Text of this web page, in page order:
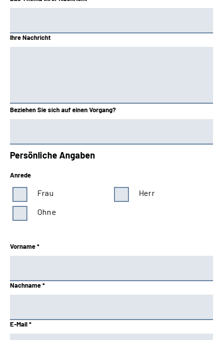
Ihre Nachricht
Beziehen Sie sich auf einen Vorgang?
Persönliche Angaben
Anrede
Frau
Herr
Ohne
Vorname *
Nachname *
E-Mail *